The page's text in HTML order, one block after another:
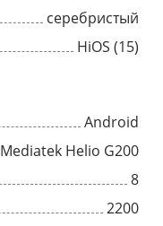
серебристый
HiOS (15)
Android
Mediatek Helio G200
8
2200